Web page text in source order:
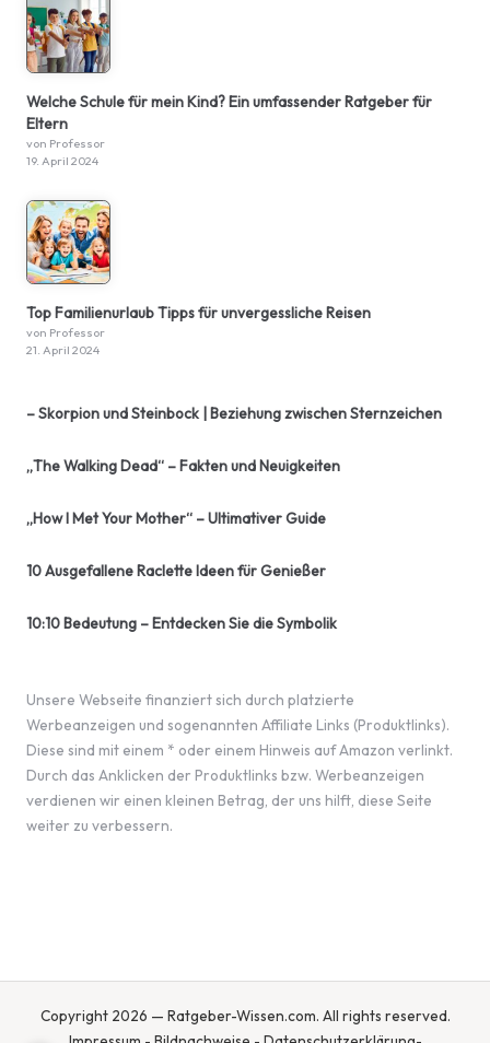
Welche Schule für mein Kind? Ein umfassender Ratgeber für
Eltern
von Professor
19. April 2024
Top Familienurlaub Tipps für unvergessliche Reisen
von Professor
21. April 2024
– Skorpion und Steinbock | Beziehung zwischen Sternzeichen
„The Walking Dead“ – Fakten und Neuigkeiten
„How I Met Your Mother“ – Ultimativer Guide
10 Ausgefallene Raclette Ideen für Genießer
10:10 Bedeutung – Entdecken Sie die Symbolik
Unsere Webseite finanziert sich durch platzierte
Werbeanzeigen und sogenannten Affiliate Links (Produktlinks).
Diese sind mit einem * oder einem Hinweis auf Amazon verlinkt.
Durch das Anklicken der Produktlinks bzw. Werbeanzeigen
verdienen wir einen kleinen Betrag, der uns hilft, diese Seite
weiter zu verbessern.
Copyright 2026 — Ratgeber-Wissen.com. All rights reserved.